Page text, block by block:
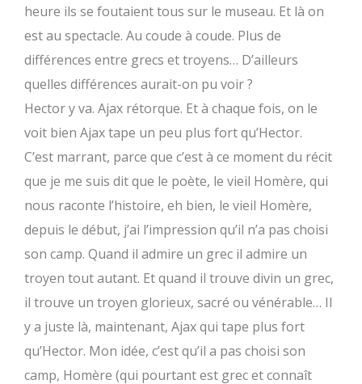
heure ils se foutaient tous sur le museau. Et là on
est au spectacle. Au coude à coude. Plus de
différences entre grecs et troyens… D’ailleurs
quelles différences aurait-on pu voir ?
Hector y va. Ajax rétorque. Et à chaque fois, on le
voit bien Ajax tape un peu plus fort qu’Hector.
C’est marrant, parce que c’est à ce moment du récit
que je me suis dit que le poète, le vieil Homère, qui
nous raconte l’histoire, eh bien, le vieil Homère,
depuis le début, j’ai l’impression qu’il n’a pas choisi
son camp. Quand il admire un grec il admire un
troyen tout autant. Et quand il trouve divin un grec,
il trouve un troyen glorieux, sacré ou vénérable… Il
y a juste là, maintenant, Ajax qui tape plus fort
qu’Hector. Mon idée, c’est qu’il a pas choisi son
camp, Homère (qui pourtant est grec et connaît